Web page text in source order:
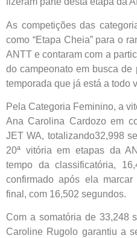
As competições das
como “Etapa Cheia” para o
ANTT e contaram com a
do campeonato em busca
temporada que já está a todo
Pela Categoria Feminino, a
Ana Carolina Cardozo em
JET WA, totalizando32,998
20ª vitória em etapas da
tempo da classificatória,
confirmado após ela
final, com 16,502 segundos.
Com a somatória de 33,248
Caroline Rugolo garantiu a